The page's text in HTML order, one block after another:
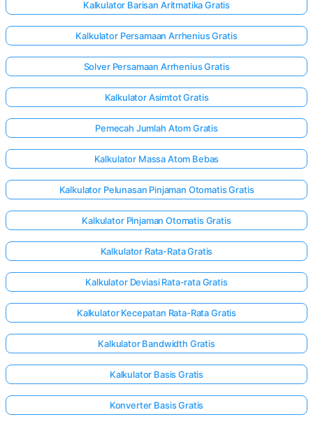
Kalkulator Barisan Aritmatika Gratis
Kalkulator Persamaan Arrhenius Gratis
Solver Persamaan Arrhenius Gratis
Kalkulator Asimtot Gratis
Pemecah Jumlah Atom Gratis
Kalkulator Massa Atom Bebas
Kalkulator Pelunasan Pinjaman Otomatis Gratis
Kalkulator Pinjaman Otomatis Gratis
Kalkulator Rata-Rata Gratis
Kalkulator Deviasi Rata-rata Gratis
Kalkulator Kecepatan Rata-Rata Gratis
Kalkulator Bandwidth Gratis
Kalkulator Basis Gratis
Konverter Basis Gratis